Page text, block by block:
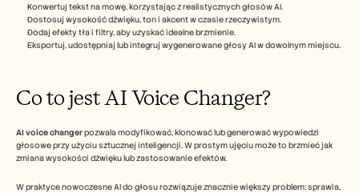
Konwertuj tekst na mowę, korzystając z realistycznych głosów AI.
Dostosuj wysokość dźwięku, ton i akcent w czasie rzeczywistym.
Dodaj efekty tła i filtry, aby uzyskać idealne brzmienie.
Co to jest AI Voice Changer?
AI voice changer pozwala modyfikować, klonować lub generować wypowiedzi
głosowe przy użyciu sztucznej inteligencji. W prostym ujęciu może to brzmieć jak
zmiana wysokości dźwięku lub zastosowanie efektów.
W praktyce nowoczesne AI do głosu rozwiązuje znacznie większy problem: sprawia,
Start Free Trial